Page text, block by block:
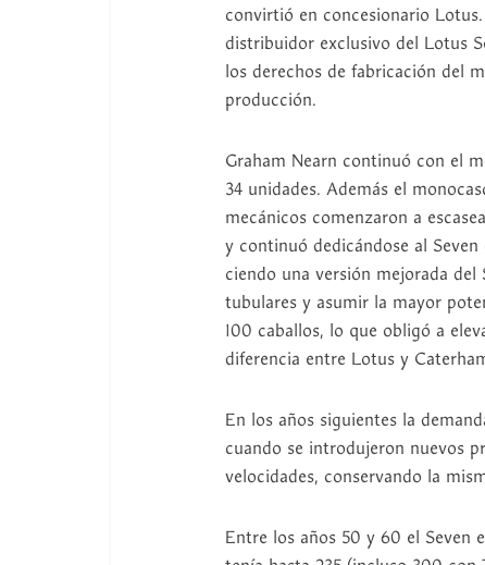
convirtió en concesionario
distribuidor exclusivo del Lotus
los derechos de fabricación del
producción.
Graham Nearn continuó con el
34 unidades. Además el
mecánicos comenzaron a
y continuó dedicándose al
ciendo una versión mejorada
tubulares y asumir la mayor
100 caballos, lo que obligó a
diferencia entre Lotus y
En los años siguientes la
cuando se introdujeron nuevos
velocidades, conservando la
Entre los años 50 y 60 el Seven